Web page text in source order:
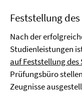
Feststellung
Nach der
Studienleistungen
auf Feststellung
Prüfungsbüro
Zeugnisse